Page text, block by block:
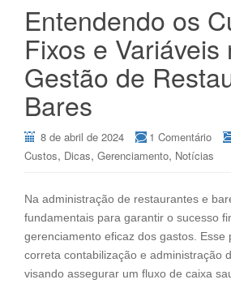
Entendendo os
Fixos e Variáveis
Gestão de
Bares
8 de abril de 2024 1 Comentário
Custos, Dicas, Gerenciamento, Notícias
Na administração de restaurantes e
fundamentais para garantir o sucesso
gerenciamento eficaz dos gastos. Esse
correta contabilização e administração
visando assegurar um fluxo de caixa